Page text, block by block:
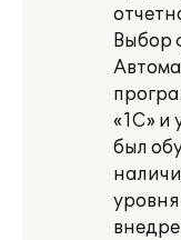
Выбор
«1С» и
был